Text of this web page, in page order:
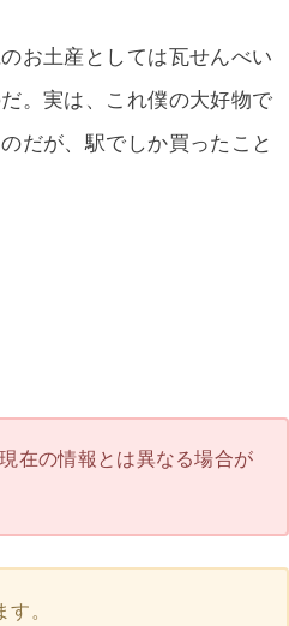
お土産としては瓦せんべい
。実は、これ僕の大好物で
だが、駅でしか買ったこと
在の情報とは異なる場合が
。